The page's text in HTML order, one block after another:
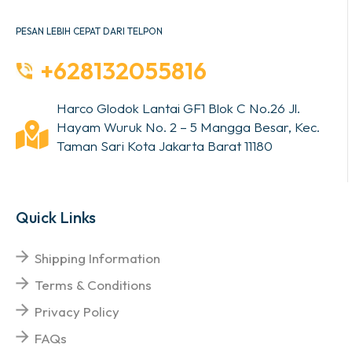
PESAN LEBIH CEPAT DARI TELPON
+628132055816
Harco Glodok Lantai GF1 Blok C No.26 Jl.
Hayam Wuruk No. 2 – 5 Mangga Besar, Kec.
Taman Sari Kota Jakarta Barat 11180
Quick Links
Shipping Information
Terms & Conditions
Privacy Policy
FAQs